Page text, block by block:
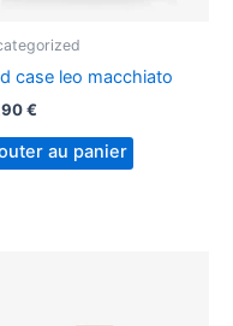
case leo macchiato
€
au panier